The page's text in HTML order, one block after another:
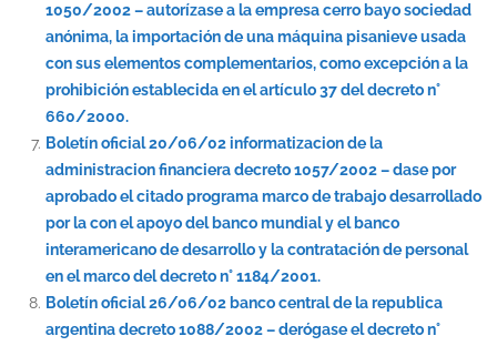
1050/2002 – autorízase a la empresa cerro bayo sociedad
anónima, la importación de una máquina pisanieve usada
con sus elementos complementarios, como excepción a la
prohibición establecida en el artículo 37 del decreto n°
660/2000.
Boletín oficial 20/06/02 informatizacion de la
administracion financiera decreto 1057/2002 – dase por
aprobado el citado programa marco de trabajo desarrollado
por la con el apoyo del banco mundial y el banco
interamericano de desarrollo y la contratación de personal
en el marco del decreto n° 1184/2001.
Boletín oficial 26/06/02 banco central de la republica
argentina decreto 1088/2002 – derógase el decreto n°